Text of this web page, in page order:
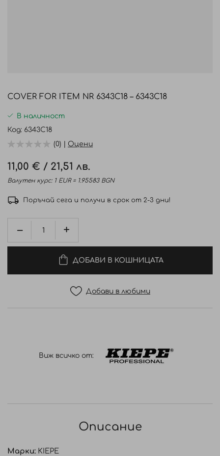
началото
на
галерия
снимки
COVER FOR ITEM NR 6343C18 – 6343C18
В наличност
Код 6343C18
(0) | Оцени
11,00 € / 21,51 лв.
Валутен курс: 1 EUR = 1.95583 BGN
Поръчай сега и получи в срок от 2-3 дни!
ДОБАВИ В КОШНИЦАТА
Добави в любими
Виж всичко от:
Описание
Марки: KIEPE